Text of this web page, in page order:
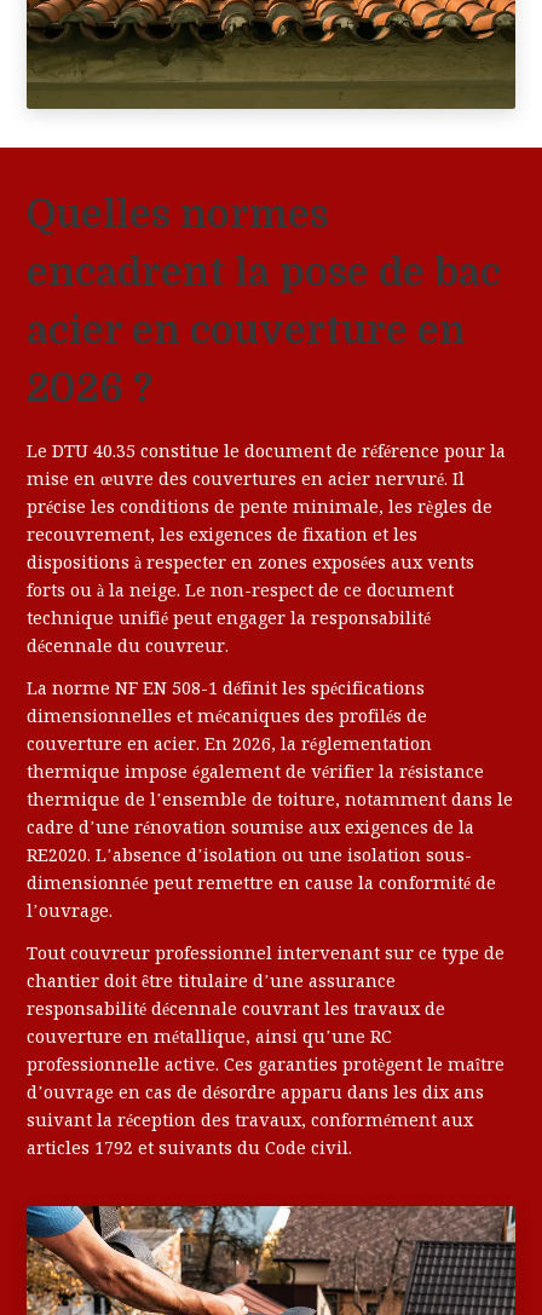
Quelles normes
encadrent la pose de bac
acier en couverture en
2026 ?
Le DTU 40.35 constitue le document de référence pour la
mise en œuvre des couvertures en acier nervuré. Il
précise les conditions de pente minimale, les règles de
recouvrement, les exigences de fixation et les
dispositions à respecter en zones exposées aux vents
forts ou à la neige. Le non-respect de ce document
technique unifié peut engager la responsabilité
décennale du couvreur.
La norme NF EN 508-1 définit les spécifications
dimensionnelles et mécaniques des profilés de
couverture en acier. En 2026, la réglementation
thermique impose également de vérifier la résistance
thermique de l’ensemble de toiture, notamment dans le
cadre d’une rénovation soumise aux exigences de la
RE2020. L’absence d’isolation ou une isolation sous-
dimensionnée peut remettre en cause la conformité de
l’ouvrage.
Tout couvreur professionnel intervenant sur ce type de
chantier doit être titulaire d’une assurance
responsabilité décennale couvrant les travaux de
couverture en métallique, ainsi qu’une RC
professionnelle active. Ces garanties protègent le maître
d’ouvrage en cas de désordre apparu dans les dix ans
suivant la réception des travaux, conformément aux
articles 1792 et suivants du Code civil.